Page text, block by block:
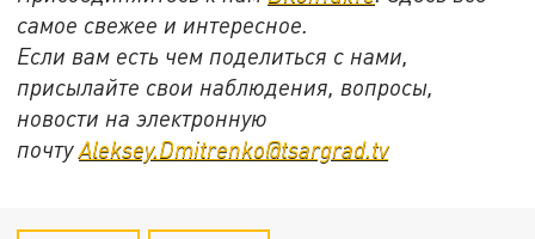
самое свежее и интересное.
Если вам есть чем поделиться с нами,
присылайте свои наблюдения, вопросы,
новости на электронную
почтуAleksey.Dmitrenko@tsargrad.tv